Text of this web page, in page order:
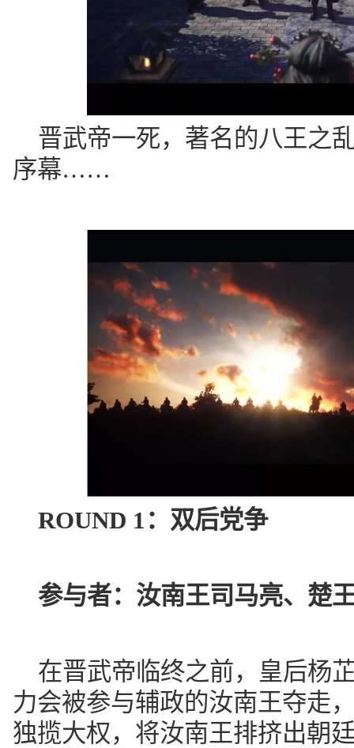
晋武帝一死，著名的八王之
序幕……
ROUND 1： 双后党争
参与者： 汝南王司马亮、楚
在晋武帝临终之前，皇后杨
力会被参与辅政的汝南王夺走
独揽大权，将汝南王排挤出朝